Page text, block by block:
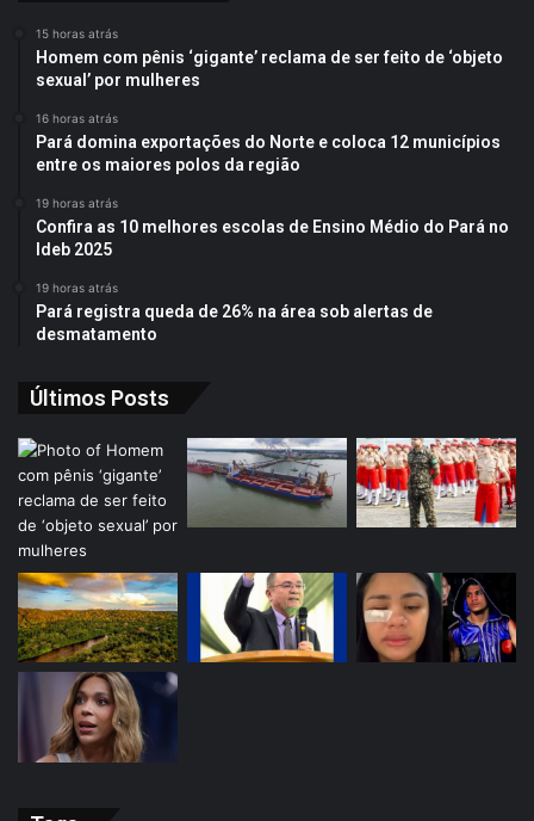
15 horas atrás
Homem com pênis ‘gigante’ reclama de ser feito de ‘objeto
sexual’ por mulheres
16 horas atrás
Pará domina exportações do Norte e coloca 12 municípios
entre os maiores polos da região
19 horas atrás
Confira as 10 melhores escolas de Ensino Médio do Pará no
Ideb 2025
19 horas atrás
Pará registra queda de 26% na área sob alertas de
desmatamento
Últimos Posts